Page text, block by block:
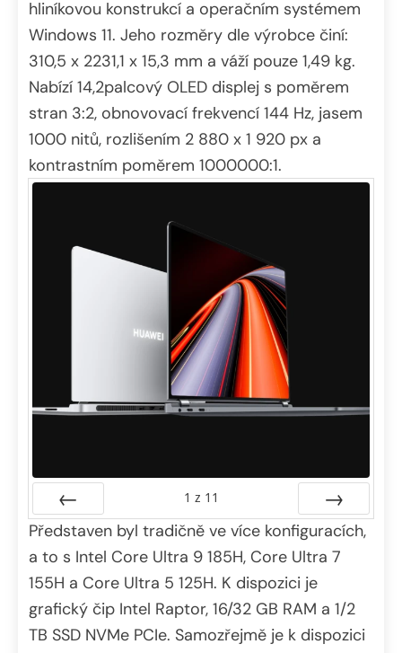
hliníkovou konstrukcí a operačním systémem
Windows 11. Jeho rozměry dle výrobce činí:
310,5 x 2231,1 x 15,3 mm a váží pouze 1,49 kg.
Nabízí 14,2palcový OLED displej s poměrem
stran 3:2, obnovovací frekvencí 144 Hz, jasem
1000 nitů, rozlišením 2 880 x 1 920 px a
kontrastním poměrem 1000000:1.
Předchozí
1 z 11
Další
Představen byl tradičně ve více konfiguracích,
a to s Intel Core Ultra 9 185H, Core Ultra 7
155H a Core Ultra 5 125H. K dispozici je
grafický čip Intel Raptor, 16/32 GB RAM a 1/2
TB SSD NVMe PCIe. Samozřejmě je k dispozici